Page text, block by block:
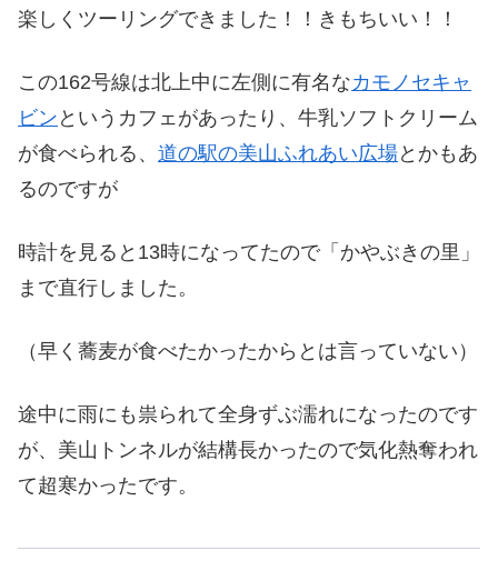
楽しくツーリングできました！！きもちいい！！
この162号線は北上中に左側に有名なカモノセキャ
ビン というカフェがあったり、牛乳ソフトクリーム
が食べられる、 道の駅の美山ふれあい広場とかもあ
るのですが
時計を見ると13時になってたので「かやぶきの里」
まで直行しました。
（早く蕎麦が食べたかったからとは言っていない）
途中に雨にも祟られて全身ずぶ濡れになったのです
が、美山トンネルが結構長かったので気化熱奪われ
て超寒かったです。